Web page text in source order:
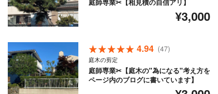
庭師専業✂【相見積の自信アリ】
¥3,000
4.94 (47)
庭木の剪定
庭師専業✂【庭木の"為になる"考え方を
ページ内のブログに書いています】